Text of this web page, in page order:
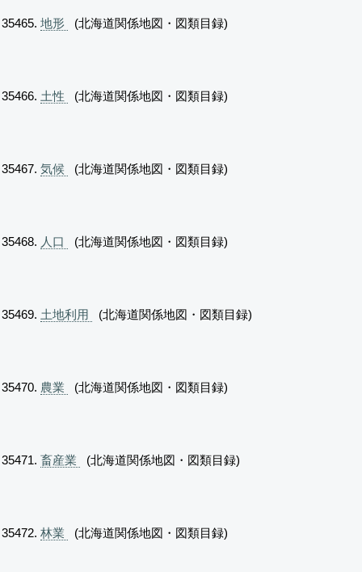
地形 (北海道関係地図・図類目録)
土性 (北海道関係地図・図類目録)
気候 (北海道関係地図・図類目録)
人口 (北海道関係地図・図類目録)
土地利用 (北海道関係地図・図類目録)
農業 (北海道関係地図・図類目録)
畜産業 (北海道関係地図・図類目録)
林業 (北海道関係地図・図類目録)